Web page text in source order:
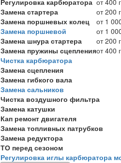
Регулировка карбюратора от 400
Замена стартера
от 200
Замена поршневых колец
от 1
Замена поршневой
от 1
Замена шнура стартера
от 200
Замена пружины сцепленияот 400
Чистка карбюратора
Замена сцепления
Замена гибкого вала
Замена сальников
Чистка воздушного фильтра
Замена катушки
Кап ремонт двигателя
Замена топливных патрубков
Замена редуктора
ТО перед сезоном
Регулировка иглы карбюратора